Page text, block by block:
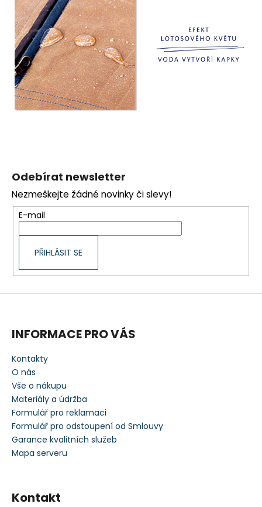
Odebírat newsletter
Nezmeškejte žádné novinky či slevy!
E-mail
PŘIHLÁSIT SE
INFORMACE PRO VÁS
Kontakty
O nás
Vše o nákupu
Materiály a údržba
Formulář pro reklamaci
Formulář pro odstoupení od Smlouvy
Garance kvalitních služeb
Mapa serveru
Kontakt